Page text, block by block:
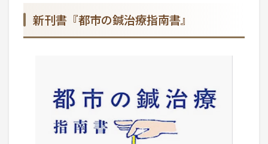
新刊書『都市の鍼治療指南書』